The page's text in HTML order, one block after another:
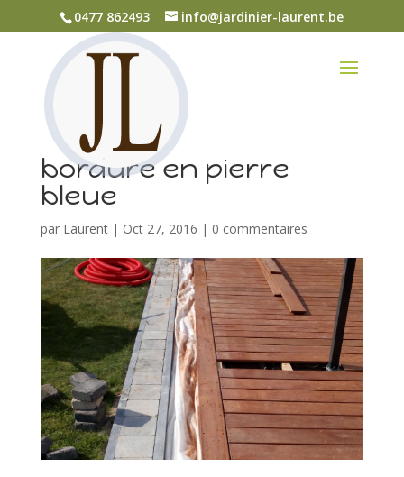
0477 862493 info@jardinier-laurent.be
bordure en pierre
bleue
par Laurent| Oct 27, 2016 | 0 commentaires